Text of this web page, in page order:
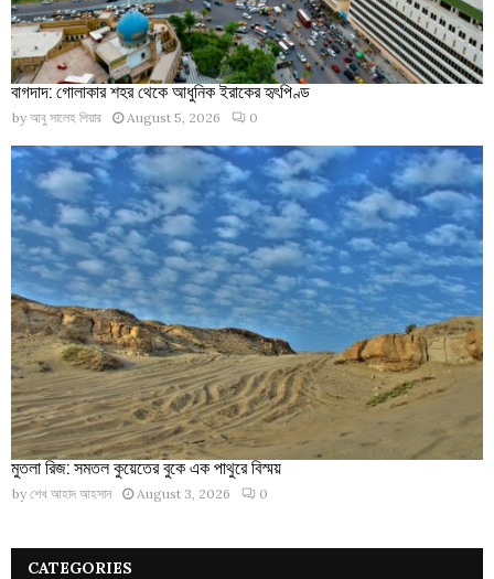
বাগদাদ: গোলাকার শহর থেকে আধুনিক ইরাকের হৃৎপিণ্ড
by আবু সালেহ পিয়ার August 5, 2026 0
মুতলা রিজ: সমতল কুয়েতের বুকে এক পাথুরে বিস্ময়
by শেখ আহাদ আহসান August 3, 2026 0
CATEGORIES